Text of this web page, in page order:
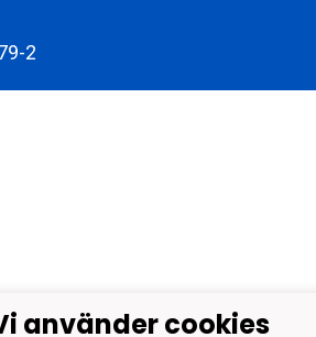
2
använder cookies